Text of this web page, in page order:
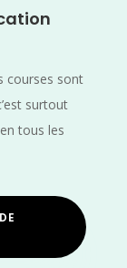
courses sont
surtout
tous les